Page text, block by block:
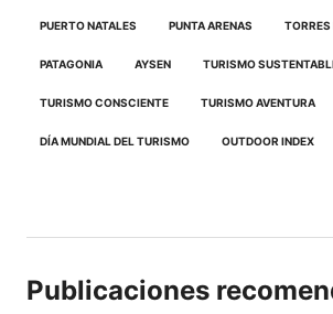
PUERTO NATALES PUNTA ARENAS TORRES
PATAGONIA AYSEN TURISMO
TURISMO CONSCIENTE TURISMO AVENTURA
DÍA MUNDIAL DEL TURISMO OUTDOOR INDEX
Publicaciones